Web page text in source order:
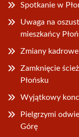
Spotkanie w
Uwaga na
mieszkańcy
Zmiany
Zamknięcie
Płońsku
Wyjątkowy
Pielgrzymi
Górę